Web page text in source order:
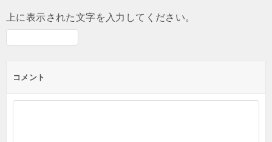
上に表示された文字を入力してください。
コメント